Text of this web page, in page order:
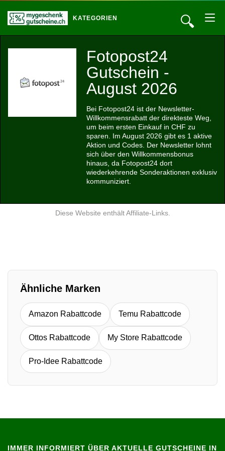
🔍
KATEGORIEN
Fotopost24
Gutschein -
August 2026
Bei Fotopost24 ist der Newsletter-
Willkommensrabatt der direkteste Weg,
um beim ersten Einkauf in CHF zu
sparen. Im August 2026 gibt es 1 aktive
Aktion und Codes. Der Newsletter lohnt
sich über den Willkommensbonus
hinaus, da Fotopost24 dort
wiederkehrende Sonderaktionen exklusiv
kommuniziert.
Diese Website enthält Affiliate-Links.
Ähnliche Marken
Amazon Rabattcode Temu Rabattcode
Ottos Rabattcode My Store Rabattcode
Pro-Idee Rabattcode
IMMER INFORMIERT ÜBER AKTUELLE GUTSCHEINE IN